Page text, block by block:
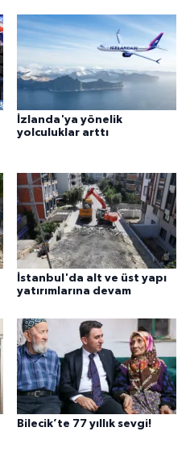
İzlanda'ya yönelik
yolculuklar arttı
İstanbul'da alt ve üst yapı
yatırımlarına devam
Bilecik’te 77 yıllık sevgi!